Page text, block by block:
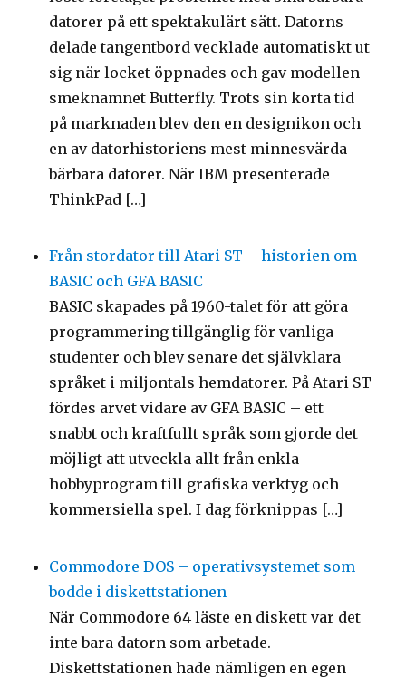
datorer på ett spektakulärt sätt. Datorns
delade tangentbord vecklade automatiskt ut
sig när locket öppnades och gav modellen
smeknamnet Butterfly. Trots sin korta tid
på marknaden blev den en designikon och
en av datorhistoriens mest minnesvärda
bärbara datorer. När IBM presenterade
ThinkPad […]
Från stordator till Atari ST – historien om
BASIC och GFA BASIC
BASIC skapades på 1960-talet för att göra
programmering tillgänglig för vanliga
studenter och blev senare det självklara
språket i miljontals hemdatorer. På Atari ST
fördes arvet vidare av GFA BASIC – ett
snabbt och kraftfullt språk som gjorde det
möjligt att utveckla allt från enkla
hobbyprogram till grafiska verktyg och
kommersiella spel. I dag förknippas […]
Commodore DOS – operativsystemet som
bodde i diskettstationen
När Commodore 64 läste en diskett var det
inte bara datorn som arbetade.
Diskettstationen hade nämligen en egen